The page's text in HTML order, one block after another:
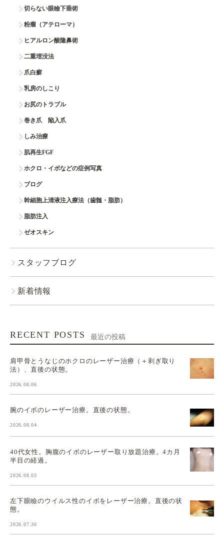
切らない眼瞼下垂術
粉瘤（アテローマ）
ヒアルロン酸隆鼻術
二重埋没法
爪白癬
乳房のしこり
お尻のトラブル
巻き爪 陥入爪
しみ治療
肌再生FGF
ホクロ・イボなどの症例写真
ブログ
幹細胞上清液注入療法（歯髄・脂肪）
脂肪注入
ゼオスキン
スタッフブログ
新着情報
RECENT POSTS 最近の投稿
肩甲骨とうなじのホクロのレーザー治療（＋剥ぎ取り
法）、直後の状態。
2026.08.06
腕のイボのレーザー治療。直後の状態。
2026.08.04
40代女性。胸腹のイボのレーザー取り放題治療。4カ月
半目の経過。
2026.08.03
左下眼瞼のウイルス性のイボをレーザー治療。直後の状
態。
2026.07.30